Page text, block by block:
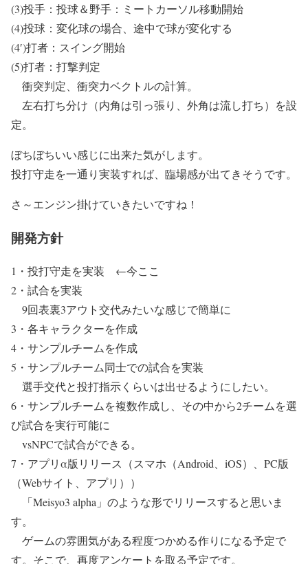
(3)投手：投球＆野手：ミートカーソル移動開始
(4)投球：変化球の場合、途中で球が変化する
(4′)打者：スイング開始
(5)打者：打撃判定
衝突判定、衝突力ベクトルの計算。
左右打ち分け（内角は引っ張り、外角は流し打ち）を設
定。
ぼちぼちいい感じに出来た気がします。
投打守走を一通り実装すれば、臨場感が出てきそうです。
さ～エンジン掛けていきたいですね！
開発方針
1・投打守走を実装 ←今ここ
2・試合を実装
9回表裏3アウト交代みたいな感じで簡単に
3・各キャラクターを作成
4・サンプルチームを作成
5・サンプルチーム同士での試合を実装
選手交代と投打指示くらいは出せるようにしたい。
6・サンプルチームを複数作成し、その中から2チームを選
び試合を実行可能に
vsNPCで試合ができる。
7・アプリα版リリース（スマホ（Android、iOS）、PC版
（Webサイト、アプリ））
「Meisyo3 alpha」のような形でリリースすると思いま
す。
ゲームの雰囲気がある程度つかめる作りになる予定で
す。そこで、再度アンケートを取る予定です。